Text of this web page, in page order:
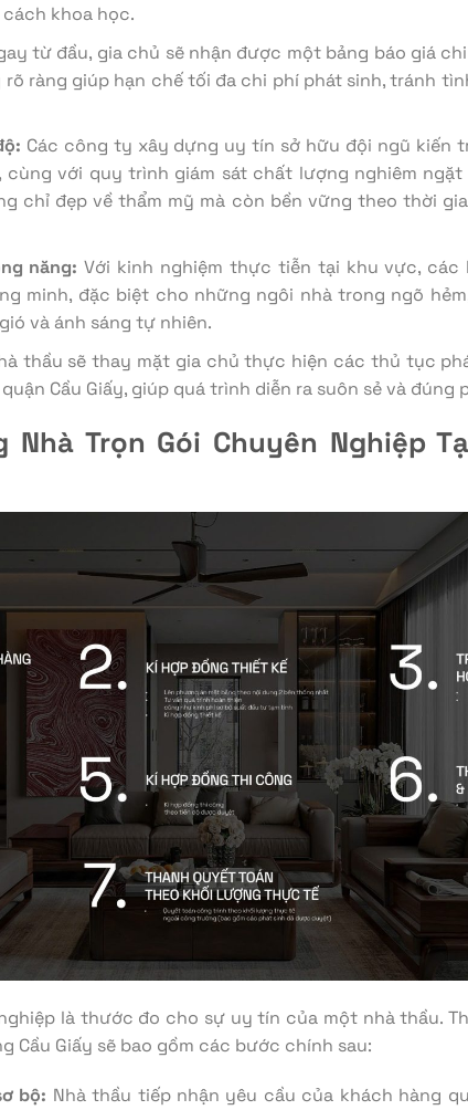
khoa học.
từ đầu, gia chủ sẽ nhận được một bảng báo giá
ràng giúp hạn chế tối đa chi phí phát sinh, tránh
Các công ty xây dựng uy tín sở hữu đội ngũ kiến
cùng với quy trình giám sát chất lượng nghiêm
chỉ đẹp về thẩm mỹ mà còn bền vững theo thời
năng: Với kinh nghiệm thực tiễn tại khu vực, các
minh, đặc biệt cho những ngôi nhà trong ngõ
và ánh sáng tự nhiên.
thầu sẽ thay mặt gia chủ thực hiện các thủ tục
Cầu Giấy, giúp quá trình diễn ra suôn sẻ và đúng
Nhà Trọn Gói Chuyên Nghiệp
là thước đo cho sự uy tín của một nhà thầu.
Cầu Giấy sẽ bao gồm các bước chính sau:
bộ: Nhà thầu tiếp nhận yêu cầu của khách hàng